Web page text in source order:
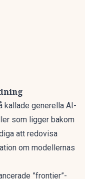
kallade generella AI-
som ligger bakom
att redovisa
om modellernas
”frontier”-